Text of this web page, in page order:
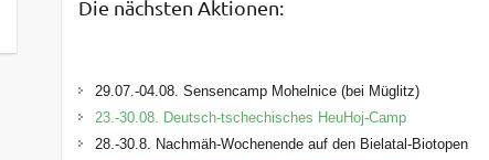
Die nächsten Aktionen:
29.07.-04.08. Sensencamp Mohelnice (bei Müglitz)
23.-30.08. Deutsch-tschechisches HeuHoj-Camp
28.-30.8. Nachmäh-Wochenende auf den Bielatal-Biotopen